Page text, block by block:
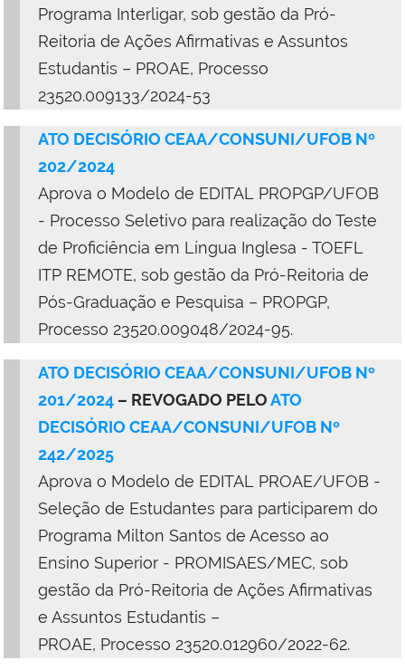
Programa Interligar, sob gestão da Pró-
Reitoria de Ações Afirmativas e Assuntos
Estudantis – PROAE, Processo
23520.009133/2024-53
ATO DECISÓRIO CEAA/CONSUNI/UFOB Nº
202/2024
Aprova o Modelo de EDITAL PROPGP/UFOB
- Processo Seletivo para realização do Teste
de Proficiência em Língua Inglesa - TOEFL
ITP REMOTE, sob gestão da Pró-Reitoria de
Pós-Graduação e Pesquisa – PROPGP,
Processo 23520.009048/2024-95.
ATO DECISÓRIO CEAA/CONSUNI/UFOB Nº
201/2024 – REVOGADO PELOATO
DECISÓRIO CEAA/CONSUNI/UFOB Nº
242/2025
Aprova o Modelo de EDITAL PROAE/UFOB -
Seleção de Estudantes para participarem do
Programa Milton Santos de Acesso ao
Ensino Superior - PROMISAES/MEC, sob
gestão da Pró-Reitoria de Ações Afirmativas
e Assuntos Estudantis –
PROAE, Processo 23520.012960/2022-62.